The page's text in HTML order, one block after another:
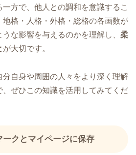
方で、他人との調和を意識するこ
地格・人格・外格・総格の各画数が
な影響を与えるのかを理解し、 柔
が大切です。
自身や周囲の人々をより深く理解
ぜひこの知識を活用してみてくだ
クとマイページに保存